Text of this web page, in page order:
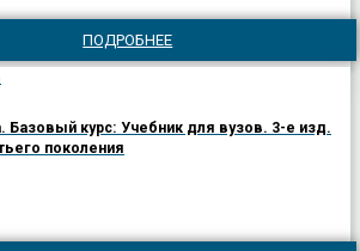
ПОДРОБНЕЕ
Базовый курс: Учебник для вузов. 3-е изд.
поколения